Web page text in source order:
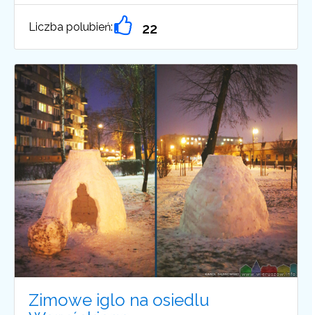
Liczba polubień: 22
Zimowe iglo na osiedlu